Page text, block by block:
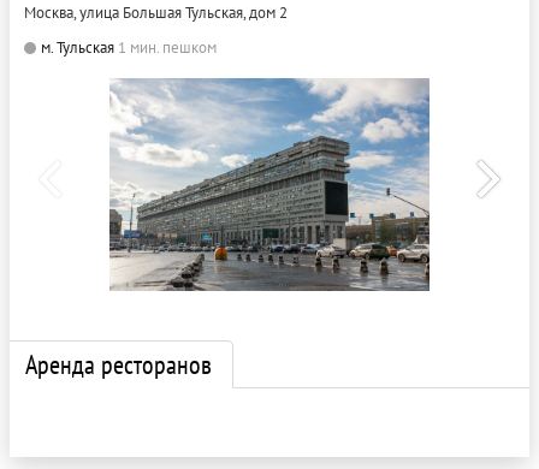
Москва, улица Большая Тульская, дом 2
м. Тульская 1 мин. пешком
Аренда ресторанов